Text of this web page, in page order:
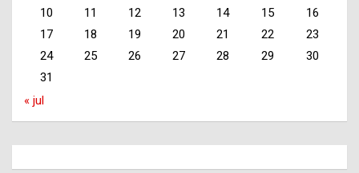
10
11 12 13 14 15
16
17
18 19 20 21 22
23
24
25 26 27 28 29
30
31
« jul